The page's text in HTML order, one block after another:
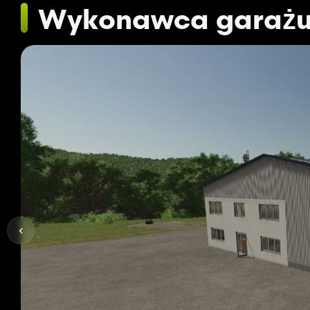
Wykonawca